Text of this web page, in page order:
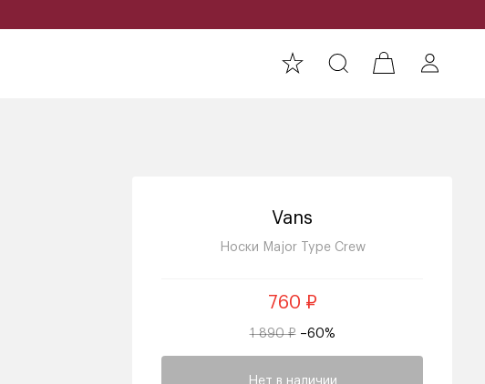
Vans
Носки Major Type Crew
760 ₽
1 890 ₽ –60%
Нет в наличии